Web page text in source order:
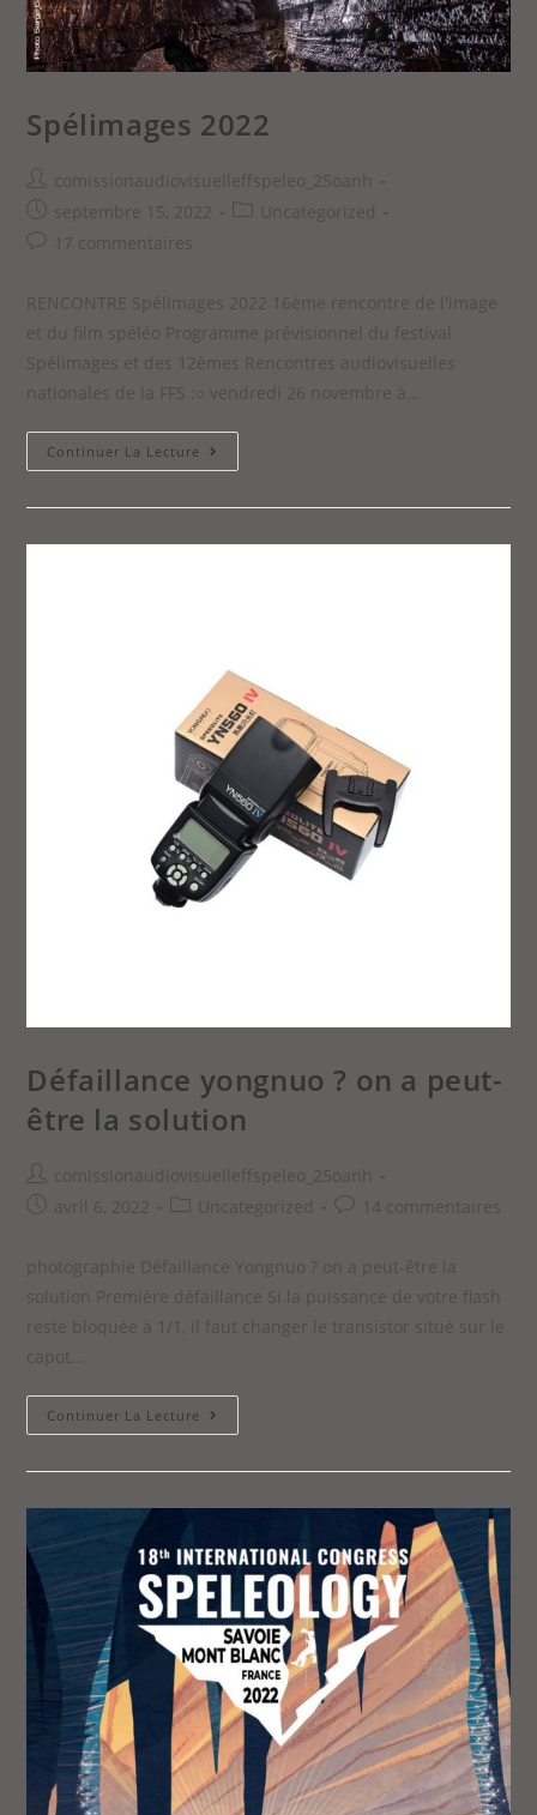
Spélimages 2022
comissionaudiovisuelleffspeleo_25oanh
septembre 15, 2022
Uncategorized
17 commentaires
RENCONTRE Spélimages 2022 16ème rencontre de l'image
et du film spéléo Programme prévisionnel du festival
Spélimages et des 12èmes Rencontres audiovisuelles
nationales de la FFS :○ vendredi 26 novembre à…
Continuer La Lecture
Défaillance yongnuo ? on a peut-
être la solution
comissionaudiovisuelleffspeleo_25oanh
avril 6, 2022
Uncategorized 14 commentaires
photographie Défaillance Yongnuo ? on a peut-être la
solution Première défaillance Si la puissance de votre flash
reste bloquée à 1/1, il faut changer le transistor situé sur le
capot…
Continuer La Lecture